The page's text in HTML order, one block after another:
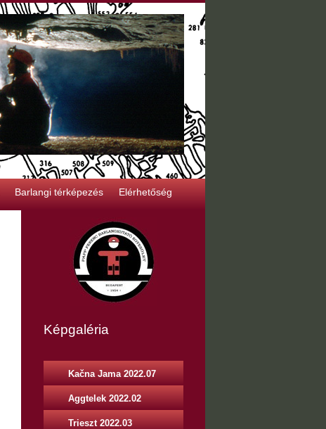
Barlangi térképezés Elérhetőség
Képgaléria
Kačna Jama 2022.07
Aggtelek 2022.02
Trieszt 2022.03